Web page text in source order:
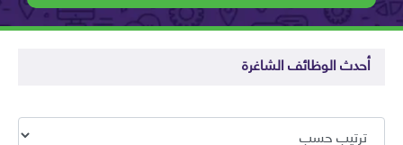
الوظائف الشاغرة